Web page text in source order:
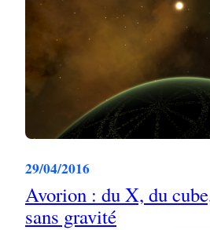
29/04/2016
Avorion : du X, du
sans gravité